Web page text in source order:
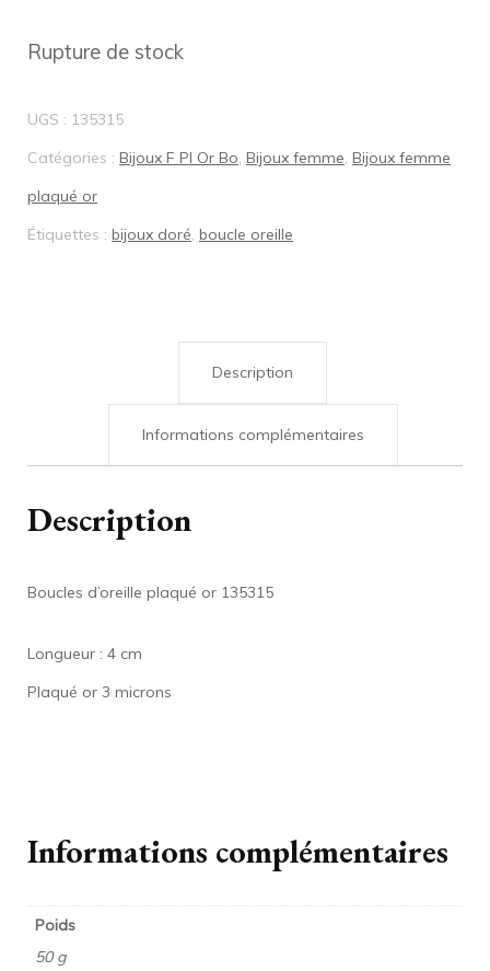
Rupture de stock
UGS : 135315
Catégories : Bijoux F Pl Or Bo, Bijoux femme, Bijoux femme
plaqué or
Étiquettes : bijoux doré, boucle oreille
Description
Informations complémentaires
Description
Boucles d’oreille plaqué or 135315
Longueur : 4 cm
Plaqué or 3 microns
Informations complémentaires
Poids
50 g